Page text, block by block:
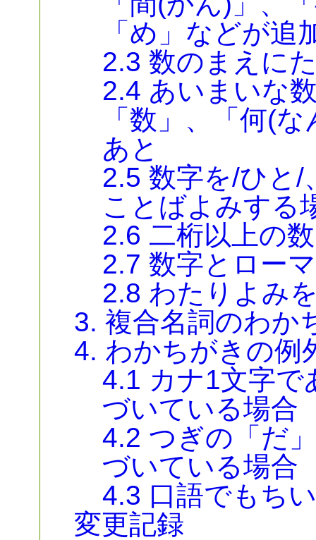
「め」などが追
2.3 数のまえに
2.4 あいまいな
「数」、「何(
あと
2.5 数字を/ひと/
ことばよみする
2.6 二桁以上の
2.7 数字とロー
2.8 わたりよみ
3. 複合名詞のわか
4. わかちがきの例
4.1 カナ1文字で
づいている場合
4.2 つぎの「だ
づいている場合
4.3 口語でもち
変更記録